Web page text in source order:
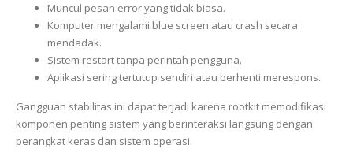
Muncul pesan error yang tidak biasa.
Komputer mengalami blue screen atau crash secara
mendadak.
Sistem restart tanpa perintah pengguna.
Aplikasi sering tertutup sendiri atau berhenti merespons.
Gangguan stabilitas ini dapat terjadi karena rootkit memodifikasi
komponen penting sistem yang berinteraksi langsung dengan
perangkat keras dan sistem operasi.